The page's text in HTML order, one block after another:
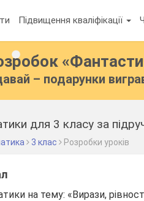
Підвищення кваліфікації
– подарунки
для 3 класу за
3 клас Розробки уроків
на тему: «Вирази,